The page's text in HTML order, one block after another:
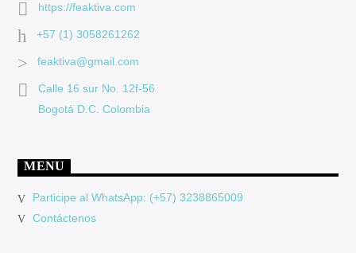
https://feaktiva.com
+57 (1) 3058261262
feaktiva@gmail.com
Calle 16 sur No. 12f-56
Bogotá D.C. Colombia
MENU
Participe al WhatsApp: (+57) 3238865009
Contáctenos